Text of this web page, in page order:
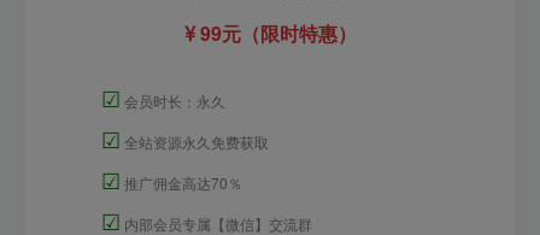
99元（限时特惠）
☑ 会员时长：永久
☑ 全站资源永久免费获取
☑ 推广佣金高达70％
☑ 内部会员专属【微信】交流群